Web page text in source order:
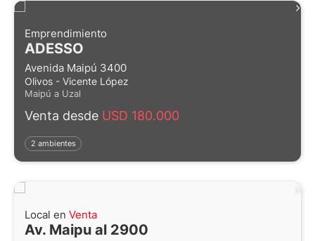
Emprendimiento
ADESSO
Avenida Maipú 3400
Olivos - Vicente López
Maipú a Uzal
Venta desde USD 180.000
2 ambientes
Local en Venta
Av. Maipu al 2900